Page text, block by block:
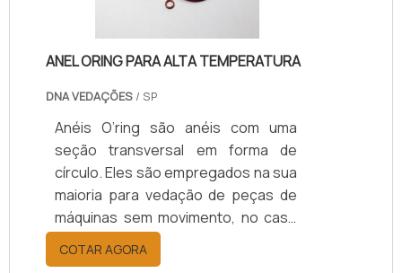
ANEL ORING PARA ALTA TEMPERATURA
DNA VEDAÇÕES / SP
Anéis O’ring são anéis com uma
seção transversal em forma de
círculo. Eles são empregados na sua
maioria para vedação de peças de
máquinas sem movimento, no caso
estático, contra produtos em forma
líquida ou gasosa. Sobre
COTAR AGORA